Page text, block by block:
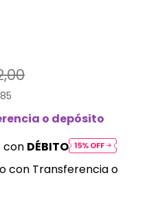
o depósito
con DÉBITO
con Transferencia o